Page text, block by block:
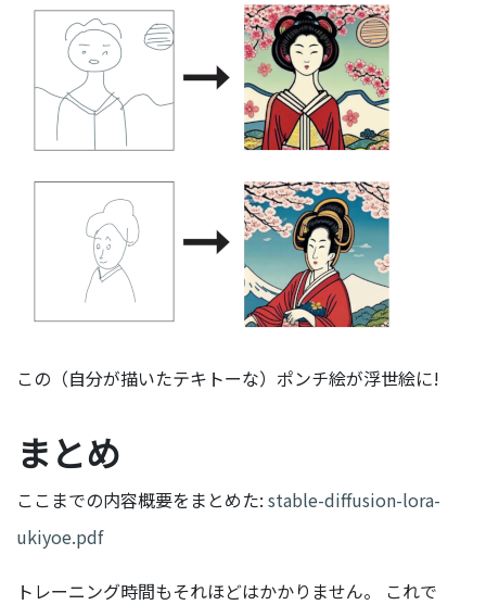
この（自分が描いたテキトーな）ポンチ絵が浮世絵に!
まとめ
ここまでの内容概要をまとめた: stable-diffusion-lora-
ukiyoe.pdf
トレーニング時間もそれほどはかかりません。 これで